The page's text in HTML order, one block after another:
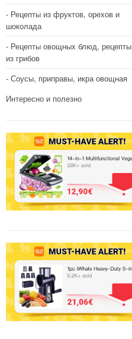
Рецепты из фруктов, орехов и
шоколада
Рецепты овощных блюд, рецепты
из грибов
Соусы, приправы, икра овощная
Интересно и полезно